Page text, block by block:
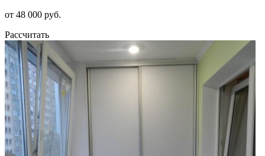
от 48 000 руб.
Рассчитать